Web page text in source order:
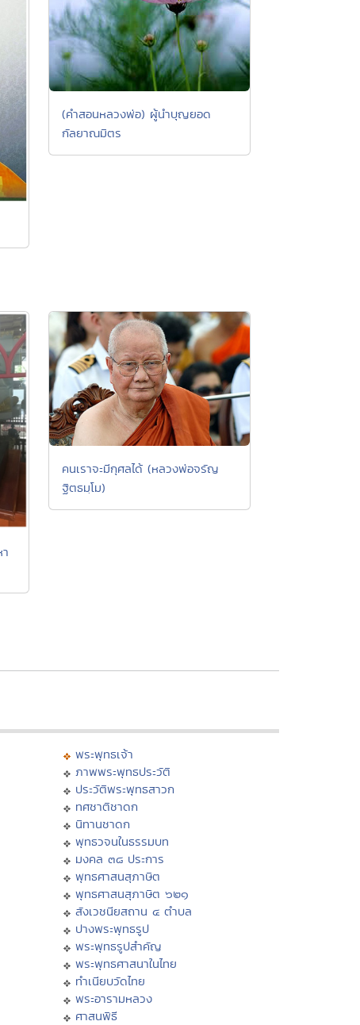
(คำสอนหลวงพ่อ) ผู้นำบุญยอด
กัลยาณมิตร
คนเราจะมีกุศลได้ (หลวงพ่อจรัญ
ฐิตธมฺโม)
พระพุทธเจ้า
ภาพพระพุทธประวัติ
ประวัติพระพุทธสาวก
ทศชาติชาดก
นิทานชาดก
พุทธวจนในธรรมบท
มงคล ๓๘ ประการ
พุทธศาสนสุภาษิต
พุทธศาสนสุภาษิต ๖๒๑
สังเวชนียสถาน ๔ ตำบล
ปางพระพุทธรูป
พระพุทธรูปสำคัญ
พระพุทธศาสนาในไทย
ทำเนียบวัดไทย
พระอารามหลวง
ศาสนพิธี